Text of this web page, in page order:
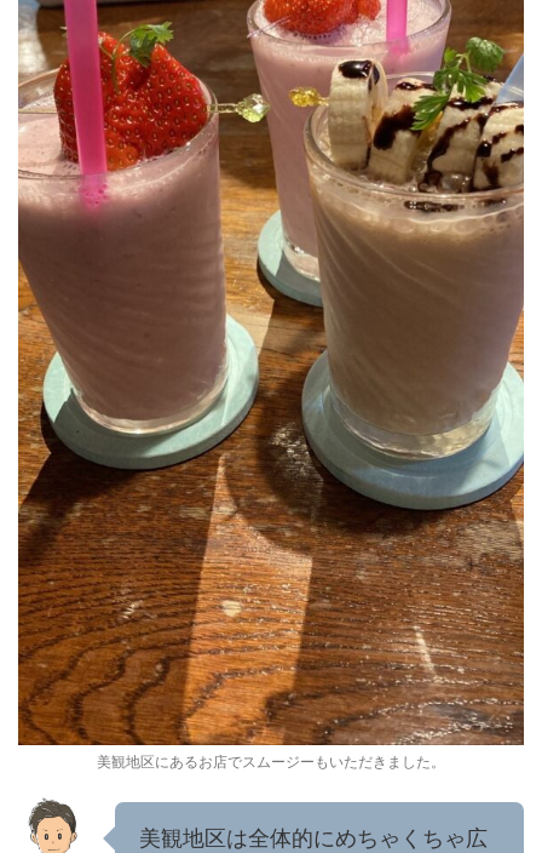
美観地区にあるお店でスムージーもいただきました。
美観地区は全体的にめちゃくちゃ広